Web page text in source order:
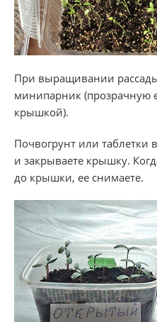
При выращивании
минипарник (прозрачную
крышкой).
Почвогрунт или таблетки
и закрываете крышку.
до крышки, ее снимаете.